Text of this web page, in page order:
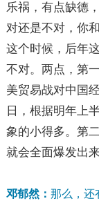
乐祸，有点缺德
对还是不对，你
这个时候，后年
不对。两点，第
美贸易战对中国
日，根据明年上
象的小得多。第
就会全面爆发出
邓郁然： 那么，还